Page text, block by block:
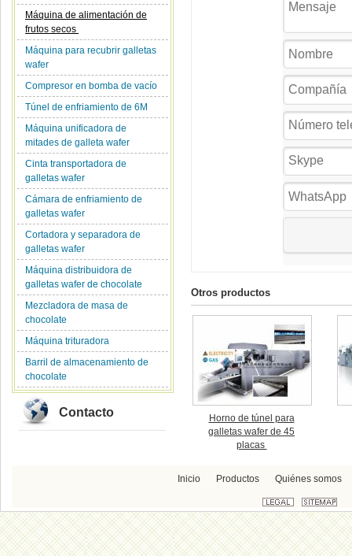
Máquina de alimentación de
frutos secos
Máquina para recubrir galletas
wafer
Compresor en bomba de vacío
Túnel de enfriamiento de 6M
Máquina unificadora de
mitades de galleta wafer
Cinta transportadora de
galletas wafer
Cámara de enfriamiento de
galletas wafer
Cortadora y separadora de
galletas wafer
Máquina distribuidora de
galletas wafer de chocolate
Mezcladora de masa de
chocolate
Máquina trituradora
Barril de almacenamiento de
chocolate
Contacto
Otros productos
Horno de túnel para
galletas wafer de 45
placas
Inicio Productos Quiénes somos